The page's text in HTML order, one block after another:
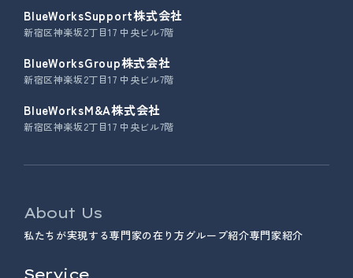
BlueWorksSupport株式会社
新宿区神楽坂2丁目17 中央ビル7階
BlueWorksGroup株式会社
新宿区神楽坂2丁目17 中央ビル7階
BlueWorksM&A株式会社
新宿区神楽坂2丁目17 中央ビル7階
About Us
私たちが実現する専門家の在り方 グループ紹介専門家紹介
Service